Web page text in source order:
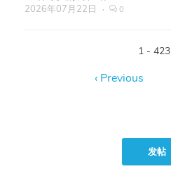
2026年07月22日
0
1 -
发帖